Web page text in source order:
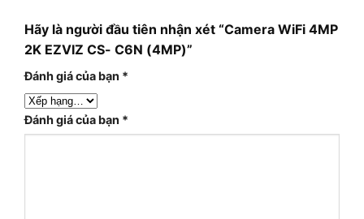
Hãy là người đầu tiên nhận xét “Camera WiFi 4MP
2K EZVIZ CS- C6N (4MP)”
Đánh giá của bạn *
Đánh giá của bạn *